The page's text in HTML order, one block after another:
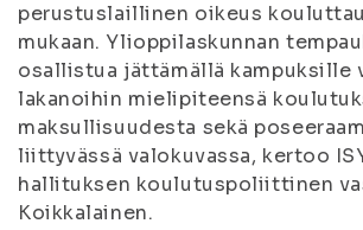
perustuslaillinen oikeus
mukaan. Ylioppilaskunnan
osallistua jättämällä
lakanoihin mielipiteensä
maksullisuudesta sekä
liittyvässä valokuvassa, kertoo
hallituksen koulutuspoliittinen
Koikkalainen.